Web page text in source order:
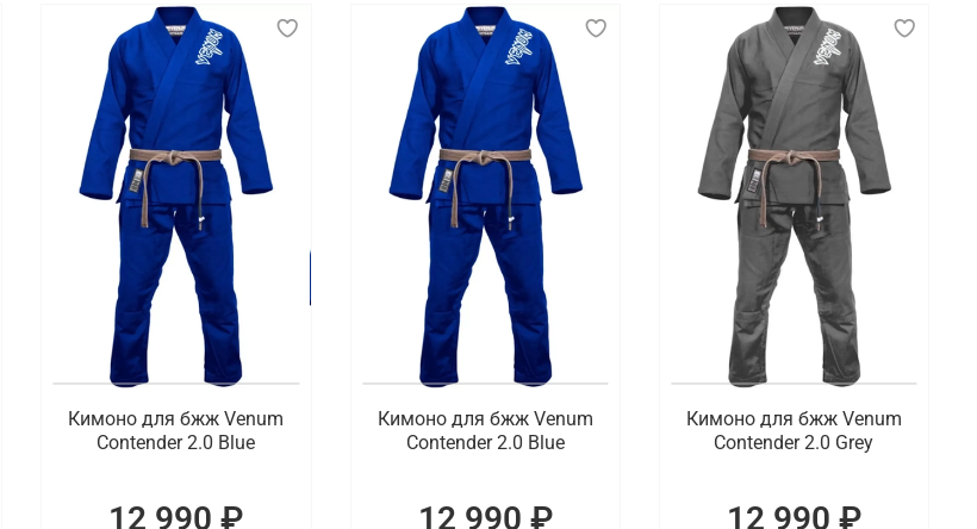
Кимоно для бжж Venum
Contender 2.0 Blue
12 990 ₽
Кимоно для бжж Venum
Contender 2.0 Blue
12 990 ₽
Кимоно для бжж Venum
Contender 2.0 Grey
12 990 ₽